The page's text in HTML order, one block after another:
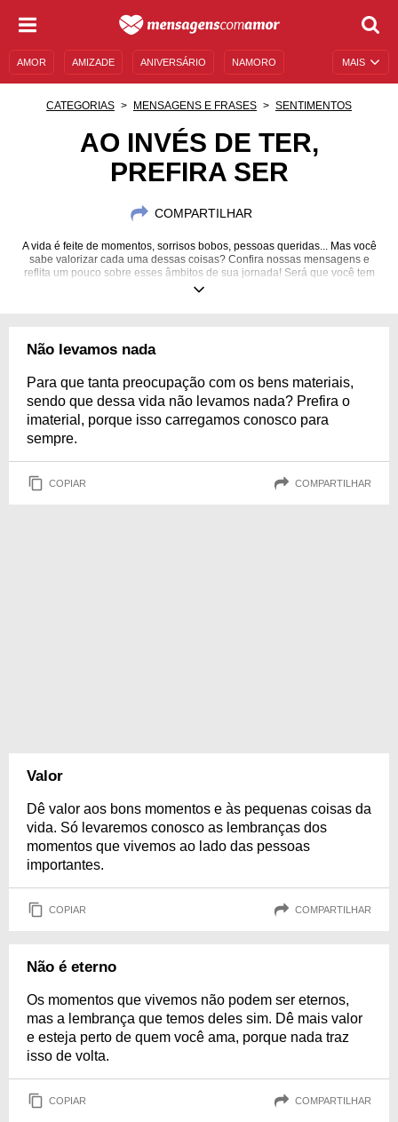
MAIS
AMOR AMIZADE ANIVERSÁRIO NAMORO
AUTOAJUDA
MENSAGENS E FRASES MENSAGENS DE ANIVERSÁRIO
CATEGORIAS MENSAGENS E FRASES SENTIMENTOS
AO INVÉS DE TER,
PREFIRA SER
COMPARTILHAR
A vida é feite de momentos, sorrisos bobos, pessoas queridas... Mas você
sabe valorizar cada uma dessas coisas? Confira nossas mensagens e
reflita um pouco sobre esses âmbitos de sua jornada! Será que você tem
vivido da melhor maneira?
Não levamos nada
Para que tanta preocupação com os bens materiais,
sendo que dessa vida não levamos nada? Prefira o
imaterial, porque isso carregamos conosco para
sempre.
COPIAR COMPARTILHAR
Valor
Dê valor aos bons momentos e às pequenas coisas da
vida. Só levaremos conosco as lembranças dos
momentos que vivemos ao lado das pessoas
importantes.
COPIAR COMPARTILHAR
Não é eterno
Os momentos que vivemos não podem ser eternos,
mas a lembrança que temos deles sim. Dê mais valor
e esteja perto de quem você ama, porque nada traz
isso de volta.
COPIAR COMPARTILHAR